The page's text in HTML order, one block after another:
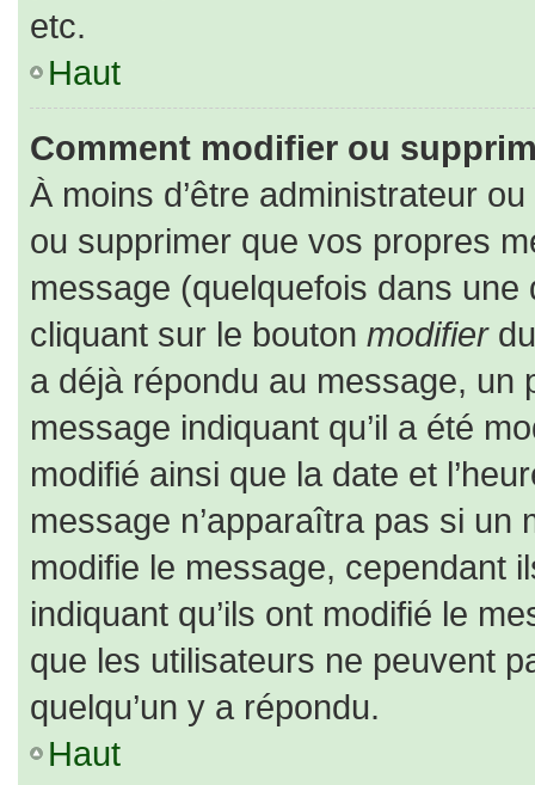
etc.
Haut
Comment modifier ou
À moins d’être administrateur
ou supprimer que vos propres
message (quelquefois dans
cliquant sur le bouton modifierdu
a déjà répondu au message, un
message indiquant qu’il a été
modifié ainsi que la date et
message n’apparaîtra pas si
modifie le message, cependant
indiquant qu’ils ont modifié le
que les utilisateurs ne peuvent
quelqu’un y a répondu.
Haut